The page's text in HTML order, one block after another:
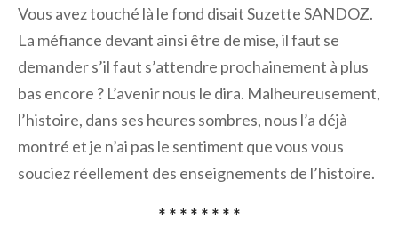
Vous avez touché là le fond disait Suzette SANDOZ.
La méfiance devant ainsi être de mise, il faut se
demander s’il faut s’attendre prochainement à plus
bas encore ? L’avenir nous le dira. Malheureusement,
l’histoire, dans ses heures sombres, nous l’a déjà
montré et je n’ai pas le sentiment que vous vous
souciez réellement des enseignements de l’histoire.
* * * * * * * *